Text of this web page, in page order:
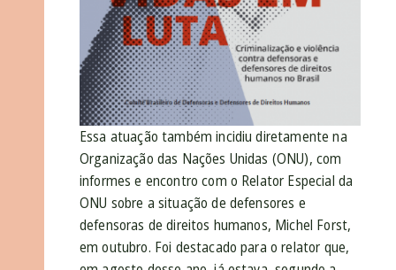
Essa atuação também incidiu diretamente na
Organização das Nações Unidas (ONU), com
informes e encontro com o Relator Especial da
ONU sobre a situação de defensores e
defensoras de direitos humanos, Michel Forst,
em outubro. Foi destacado para o relator que,